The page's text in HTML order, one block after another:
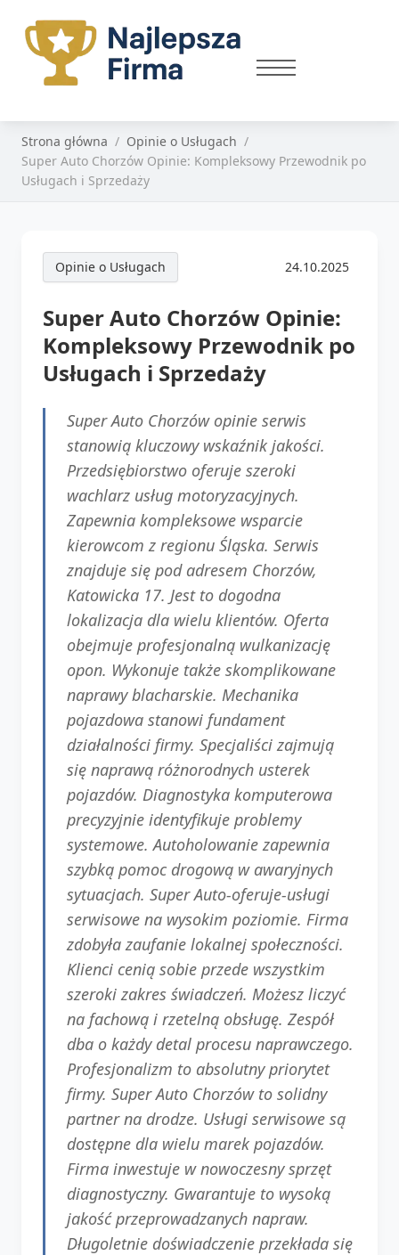
Strona główna
Opinie o Usługach
Super Auto Chorzów Opinie: Kompleksowy Przewodnik po
Usługach i Sprzedaży
Opinie o Usługach 24.10.2025
Super Auto Chorzów Opinie:
Kompleksowy Przewodnik po
Usługach i Sprzedaży
Super Auto Chorzów opinie serwis
stanowią kluczowy wskaźnik jakości.
Przedsiębiorstwo oferuje szeroki
wachlarz usług motoryzacyjnych.
Zapewnia kompleksowe wsparcie
kierowcom z regionu Śląska. Serwis
znajduje się pod adresem Chorzów,
Katowicka 17. Jest to dogodna
lokalizacja dla wielu klientów. Oferta
obejmuje profesjonalną wulkanizację
opon. Wykonuje także skomplikowane
naprawy blacharskie. Mechanika
pojazdowa stanowi fundament
działalności firmy. Specjaliści zajmują
się naprawą różnorodnych usterek
pojazdów. Diagnostyka komputerowa
precyzyjnie identyfikuje problemy
systemowe. Autoholowanie zapewnia
szybką pomoc drogową w awaryjnych
sytuacjach. Super Auto-oferuje-usługi
serwisowe na wysokim poziomie. Firma
zdobyła zaufanie lokalnej społeczności.
Klienci cenią sobie przede wszystkim
szeroki zakres świadczeń. Możesz liczyć
na fachową i rzetelną obsługę. Zespół
dba o każdy detal procesu naprawczego.
Profesjonalizm to absolutny priorytet
firmy. Super Auto Chorzów to solidny
partner na drodze. Usługi serwisowe są
dostępne dla wielu marek pojazdów.
Firma inwestuje w nowoczesny sprzęt
diagnostyczny. Gwarantuje to wysoką
jakość przeprowadzanych napraw.
Długoletnie doświadczenie przekłada się